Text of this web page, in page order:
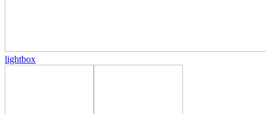
lightbox